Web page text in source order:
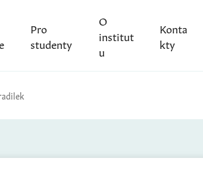
Pro
studenty
O
institut
u
Konta
kty